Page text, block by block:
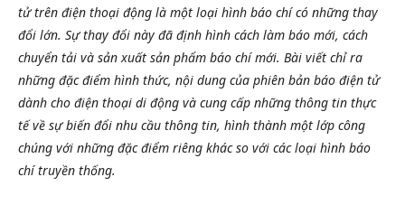
tử trên điện thoại động là một loại hình báo chí có những thay
đổi lớn. Sự thay đổi này đã định hình cách làm báo mới, cách
chuyển tải và sản xuất sản phẩm báo chí mới. Bài viết chỉ ra
những đặc điểm hình thức, nội dung của phiên bản báo điện tử
dành cho điện thoại di động và cung cấp những thông tin thực
tế về sự biến đổi nhu cầu thông tin, hình thành một lớp công
chúng với những đặc điểm riêng khác so với các loại hình báo
chí truyền thống.